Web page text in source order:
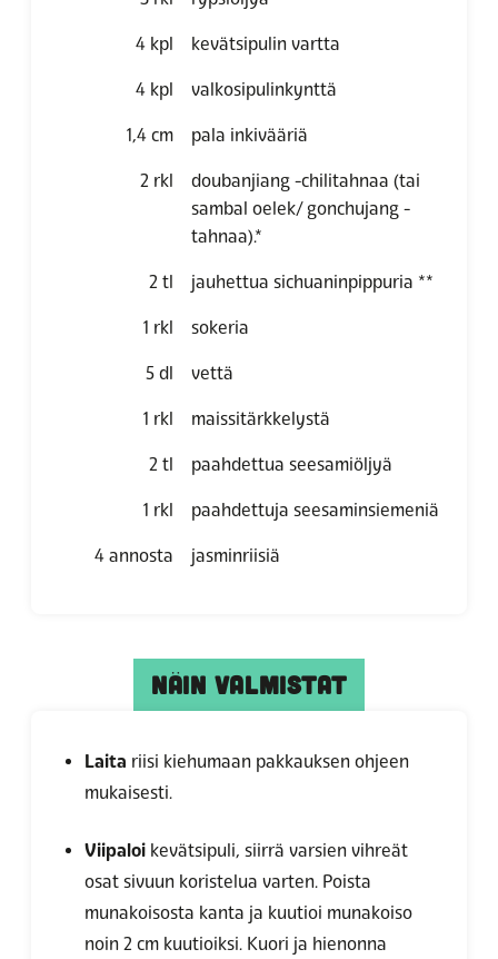
4 kpl kevätsipulin vartta
4 kpl valkosipulinkynttä
1,4 cm pala inkivääriä
2 rkl
doubanjiang -chilitahnaa (tai
sambal oelek/ gonchujang -
tahnaa).*
2 tl jauhettua sichuaninpippuria **
1 rkl sokeria
5 dl vettä
1 rkl maissitärkkelystä
2 tl paahdettua seesamiöljyä
1 rkl paahdettuja seesaminsiemeniä
4 annosta jasminriisiä
NÄIN VALMISTAT
Laita riisi kiehumaan pakkauksen ohjeen
mukaisesti.
Viipaloi kevätsipuli, siirrä varsien vihreät
osat sivuun koristelua varten. Poista
munakoisosta kanta ja kuutioi munakoiso
noin 2 cm kuutioiksi. Kuori ja hienonna